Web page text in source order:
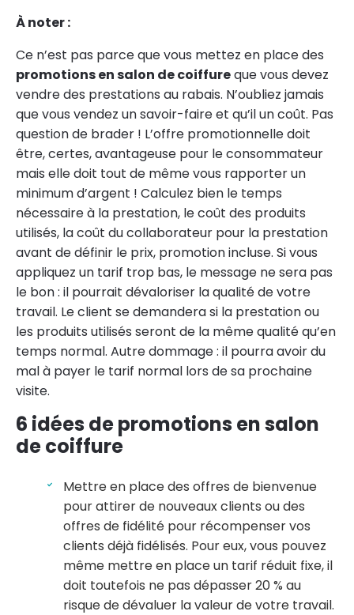
À noter :
Ce n’est pas parce que vous mettez en place des
promotions en salon de coiffureque vous devez
vendre des prestations au rabais. N’oubliez jamais
que vous vendez un savoir-faire et qu’il un coût. Pas
question de brader ! L’offre promotionnelle doit
être, certes, avantageuse pour le consommateur
mais elle doit tout de même vous rapporter un
minimum d’argent ! Calculez bien le temps
nécessaire à la prestation, le coût des produits
utilisés, la coût du collaborateur pour la prestation
avant de définir le prix, promotion incluse. Si vous
appliquez un tarif trop bas, le message ne sera pas
le bon : il pourrait dévaloriser la qualité de votre
travail. Le client se demandera si la prestation ou
les produits utilisés seront de la même qualité qu’en
temps normal. Autre dommage : il pourra avoir du
mal à payer le tarif normal lors de sa prochaine
visite.
6 idées de promotions en salon
de coiffure
Mettre en place des offres de bienvenue
pour attirer de nouveaux clients ou des
offres de fidélité pour récompenser vos
clients déjà fidélisés. Pour eux, vous pouvez
même mettre en place un tarif réduit fixe, il
doit toutefois ne pas dépasser 20 % au
risque de dévaluer la valeur de votre travail.